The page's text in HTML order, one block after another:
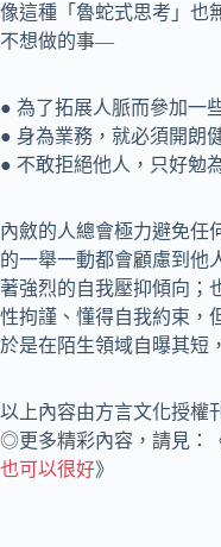
像這種「魯蛇式思考」也
不想做的事—
● 為了拓展人脈而參加一
● 身為業務，就必須開朗
● 不敢拒絕他人，只好勉
內斂的人總會極力避免任
的一舉一動都會顧慮到他
著強烈的自我壓抑傾向；
性拘謹、懂得自我約束，
於是在陌生領域自曝其短
以上內容由方言文化授權
◎更多精彩內容，請見：
也可以很好》